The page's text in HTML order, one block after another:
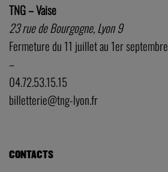
TNG – Vaise
23 rue de Bourgogne, Lyon 9
Fermeture du 11 juillet au 1er septembre
–
04.72.53.15.15
billetterie@tng-lyon.fr
CONTACTS